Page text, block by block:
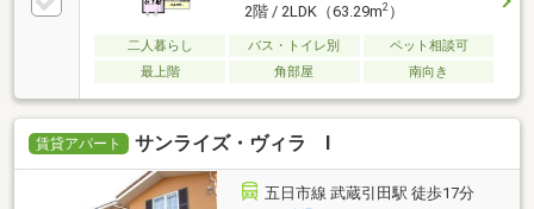
2階 / 2LDK（63.29m2）
二人暮らし バス・トイレ別
ペット相談可
最上階
角部屋 南向き
賃貸アパート サンライズ・ヴィラ Ⅰ
五日市線 武蔵引田駅 徒歩17分